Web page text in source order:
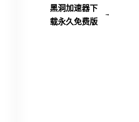
黑洞加速器下
载永久免费版